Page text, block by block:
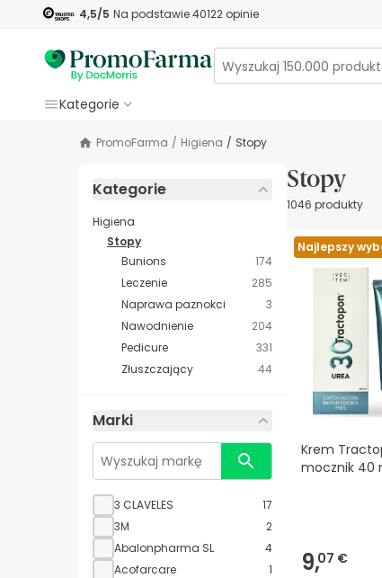
4,5/5 Na podstawie40122 opinie
Kategorie
PromoFarma / Higiena / Stopy
Kategorie
Higiena
Stopy
Bunions
174
Leczenie
285
Naprawa paznokci
3
Nawodnienie
204
Pedicure
331
Złuszczający
44
Marki
3 CLAVELES
17
3M
2
Abalonpharma SL
4
Acofarcare
1
Stopy
1046 produkty
Najlepszy
Krem
mocznik 40
9,07 €